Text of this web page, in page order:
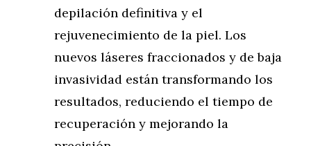
depilación definitiva y el
rejuvenecimiento de la piel. Los
nuevos láseres fraccionados y de baja
invasividad están transformando los
resultados, reduciendo el tiempo de
recuperación y mejorando la